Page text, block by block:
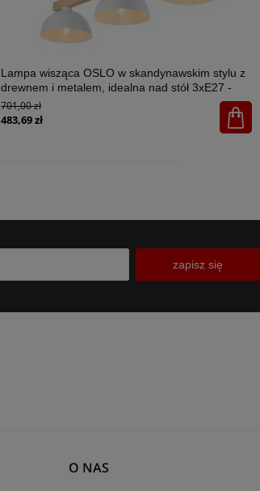
Lampa wisząca OSLO w skandynawskim stylu z
drewnem i metalem, idealna nad stół 3xE27 -
4712
701,00 zł
483,69 zł
zapisz się
O NAS